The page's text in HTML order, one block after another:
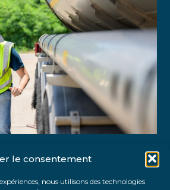
le consentement
nous utilisons des technologies